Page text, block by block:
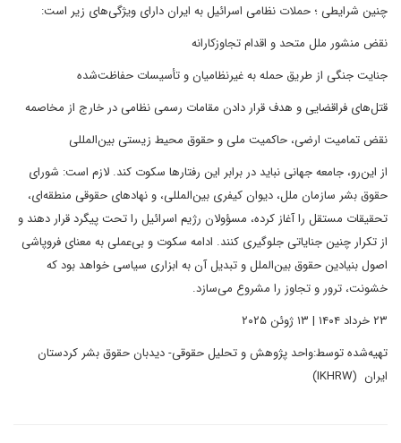
چنین شرایطی ؛ حملات نظامی اسرائیل به ایران دارای ویژگی‌های زیر است:
نقض منشور ملل متحد و اقدام تجاوزکارانه
جنایت جنگی از طریق حمله به غیرنظامیان و تأسیسات حفاظت‌شده
قتل‌های فراقضایی و هدف قرار دادن مقامات رسمی نظامی در خارج از مخاصمه
نقض تمامیت ارضی، حاکمیت ملی و حقوق محیط زیستی بین‌المللی
از این‌رو، جامعه جهانی نباید در برابر این رفتارها سکوت کند. لازم است: شورای
حقوق بشر سازمان ملل، دیوان کیفری بین‌المللی، و نهادهای حقوقی منطقه‌ای،
تحقیقات مستقل را آغاز کرده، مسؤولان رژیم اسرائیل را تحت پیگرد قرار دهند و
از تکرار چنین جنایاتی جلوگیری کنند. ادامه سکوت و بی‌عملی به معنای فروپاشی
اصول بنیادین حقوق بین‌الملل و تبدیل آن به ابزاری سیاسی خواهد بود که
خشونت، ترور و تجاوز را مشروع می‌سازد.
۲۳ خرداد ۱۴۰۴ | ۱۳ ژوئن ۲۰۲۵
تهیه‌شده توسط:واحد پژوهش و تحلیل حقوقی- دیدبان حقوق بشر کردستان
ایران (IKHRW)